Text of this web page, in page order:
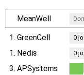
MeanWell
1. GreenCell 0
1. Nedis 0
3. APSystems